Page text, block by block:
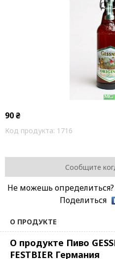
90₴
Код продукта: 1716
Сообщите
Не можешь
Поделиться
О ПРОДУКТЕ
О продукте Пиво
FESTBIER Германия